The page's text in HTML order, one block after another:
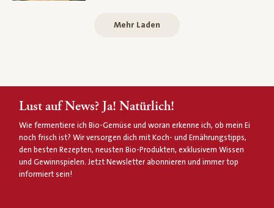
Mehr Laden
Lust auf News? Ja! Natürlich!
Wie fermentiere ich Bio-Gemüse und woran erkenne ich, ob mein Ei
noch frisch ist? Wir versorgen dich mit Koch- und Ernährungstipps,
den besten Rezepten, neusten Bio-Produkten, exklusivem Wissen
und Gewinnspielen. Jetzt Newsletter abonnieren und immer top
informiert sein!